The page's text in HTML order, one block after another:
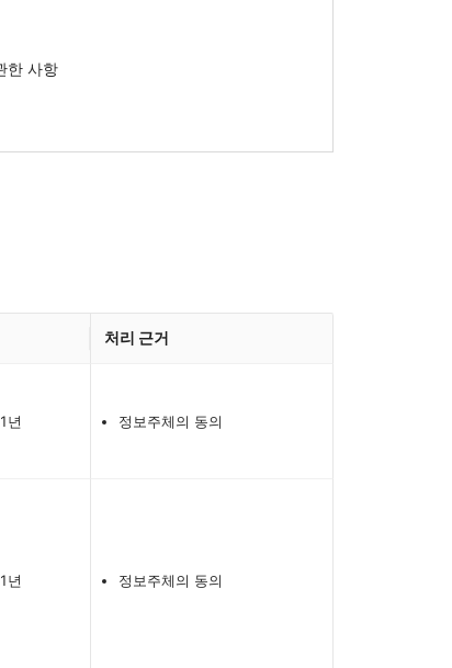
한 사항
처리 근거
년 정보주체의 동의
년 정보주체의 동의